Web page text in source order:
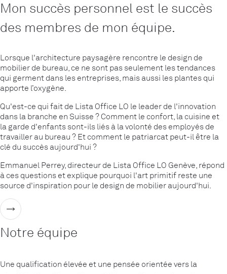
Mon succès personnel est le succès
des membres de mon équipe.
Lorsque l'architecture paysagère rencontre le design de
mobilier de bureau, ce ne sont pas seulement les tendances
qui germent dans les entreprises, mais aussi les plantes qui
apporte l’oxygène.
Qu'est-ce qui fait de Lista Office LO le leader de l'innovation
dans la branche en Suisse ? Comment le confort, la cuisine et
la garde d'enfants sont-ils liés à la volonté des employés de
travailler au bureau ? Et comment le patriarcat peut-il être la
clé du succès aujourd'hui ?
Emmanuel Perrey, directeur de Lista Office LO Genève, répond
à ces questions et explique pourquoi l'art primitif reste une
source d'inspiration pour le design de mobilier aujourd'hui.
Notre équipe
Une qualification élevée et une pensée orientée vers la